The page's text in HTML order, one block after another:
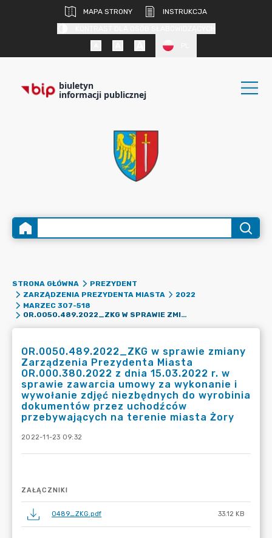
MAPA STRONY
INSTRUKCJA
biuletyn
informacji publicznej
STRONA GŁÓWNA
PREZYDENT
ZARZĄDZENIA PREZYDENTA MIASTA
2022
MARZEC 307-518
OR.0050.489.2022_ZKG W SPRAWIE ZMIANY ZARZĄDZENIA PREZYDENTA MIASTA OR.000.380.2022 Z DNIA 15.03.2022 R. W SPRAWIE ZAWARCIA UMOWY ZA WYKONANIE I WYWOŁANIE ZDJĘĆ NIEZBĘDNYCH DO WYROBINIA DOKUMENTÓW PRZEZ UCHODŹCÓW PRZEBYWAJĄCYCH NA TERENIE MIASTA ŻORY
OR.0050.489.2022_ZKG w sprawie zmiany
Zarządzenia Prezydenta Miasta
OR.000.380.2022 z dnia 15.03.2022 r. w
sprawie zawarcia umowy za wykonanie i
wywołanie zdjęć niezbędnych do wyrobinia
dokumentów przez uchodźców
przebywających na terenie miasta Żory
2022-11-23 09:32
ZAŁĄCZNIKI
0489_ZKG.pdf 33.12 KB